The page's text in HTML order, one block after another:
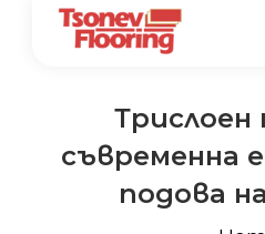
Трислоен
съвременна
подова